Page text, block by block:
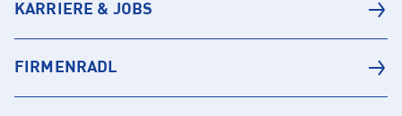
KARRIERE & JOBS
FIRMENRADL